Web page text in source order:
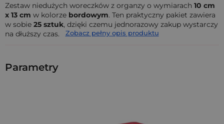
Zestaw niedużych woreczków z organzy o wymiarach 10 cm
x 13 cm w kolorze bordowym. Ten praktyczny pakiet zawiera
w sobie 25 sztuk, dzięki czemu jednorazowy zakup wystarczy
na dłuższy czas.
niewielkich przedmiotów, jak i licznych bibelotów. Solidna
Zobacz pełny opis produktu
Parametry